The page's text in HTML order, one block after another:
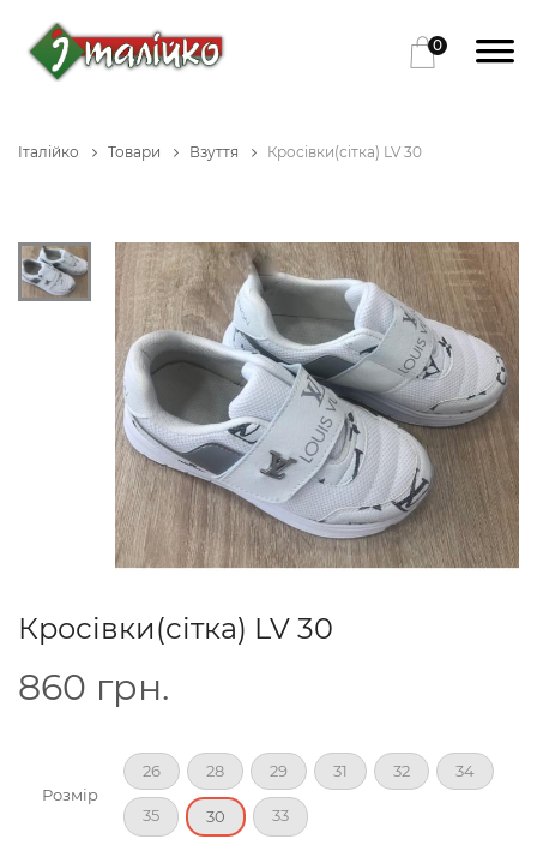
0
Італійко Товари Взуття Кросівки(сітка) LV 30
Кросівки(сітка) LV 30
860 грн.
Розмір
26 28 29 31 32 34
35 30 33